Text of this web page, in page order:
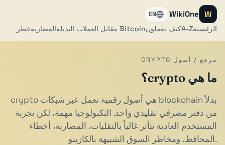
W
WikiOne
الرئيسيةA-Zكيف يعملونBitcoin مقابل العملات البديلة المضاربةخطر
EN
مرجع / أصول CRYPTO
ما هي crypto؟
crypto هي أصول رقمية تعمل عبر شبكات blockchain بدلاً
من دفتر مصرفي تقليدي واحد. التكنولوجيا مهمة، لكن تجربة
المستخدم العادية تتأثر غالباً بالتقلبات، المضاربة، أخطاء
المحافظ، ومخاطر السوق الشبيهة بالكازينو.